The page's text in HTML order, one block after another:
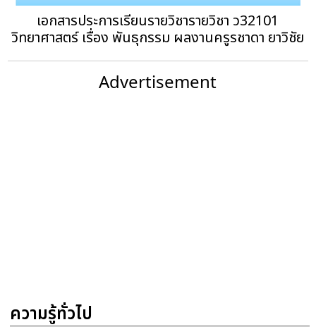
เอกสารประการเรียนรายวิชารายวิชา ว32101
วิทยาศาสตร์ เรื่อง พันธุกรรม ผลงานครูรชาดา ยาวิชัย
Advertisement
ความรู้ทั่วไป